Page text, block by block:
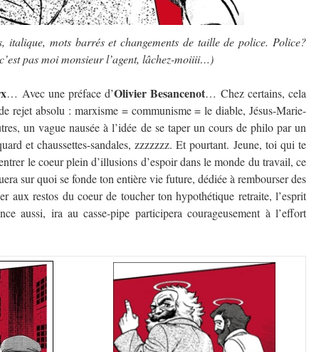
italique, mots barrés et changements de taille de police. Police?
pas moi monsieur l’agent, lâchez-moiiii…)
… Avec une préface d’Olivier Besancenot… Chez certains, cela
rejet absolu : marxisme = communisme = le diable, Jésus-Marie-
un vague nausée à l’idée de se taper un cours de philo par un
et chaussettes-sandales, zzzzzzz. Et pourtant. Jeune, toi qui te
le coeur plein d’illusions d’espoir dans le monde du travail, ce
sur quoi se fonde ton entière vie future, dédiée à rembourser des
aux restos du coeur de toucher ton hypothétique retraite, l’esprit
aussi, ira au casse-pipe participera courageusement à l’effort